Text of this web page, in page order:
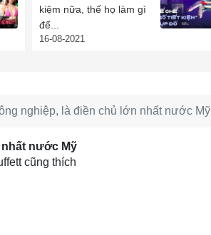
kiệm nữa, thế họ làm gì
để...
16-08-2021
nghiệp, là điền chủ lớn nhất nước Mỹ
nhất nước Mỹ
cũng thích